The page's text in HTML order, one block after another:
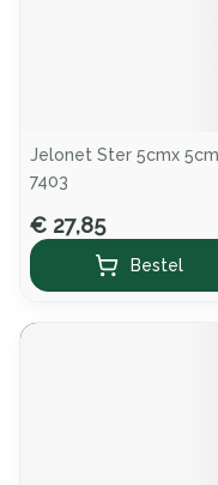
Jelonet Ster 5cmx
7403
€ 27,85
Bestel